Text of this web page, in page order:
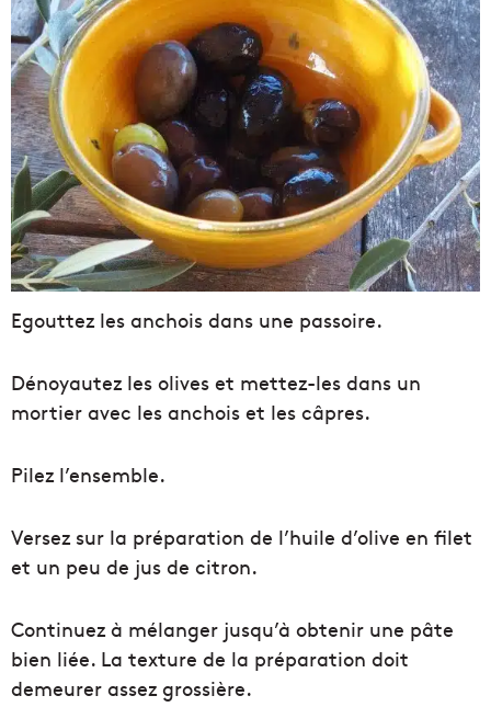
Egouttez les anchois dans une passoire.
Dénoyautez les olives et mettez-les dans un
mortier avec les anchois et les câpres.
Pilez l’ensemble.
Versez sur la préparation de l’huile d’olive en filet
et un peu de jus de citron.
Continuez à mélanger jusqu’à obtenir une pâte
bien liée. La texture de la préparation doit
demeurer assez grossière.